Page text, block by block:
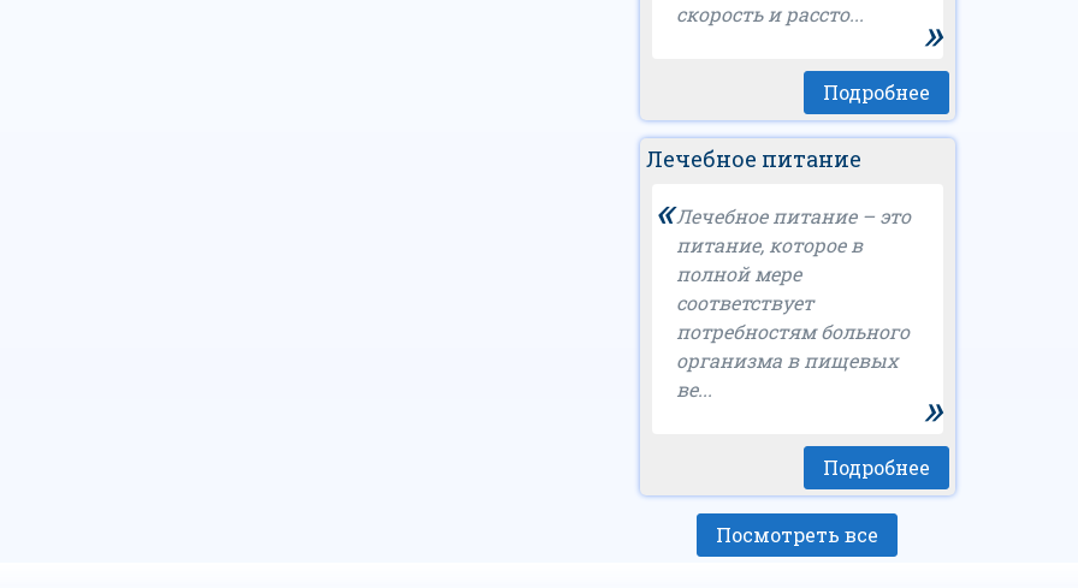
скорость и рассто...
»
Подробнее
Лечебное питание
«Лечебное питание – это
питание, которое в
полной мере
соответствует
потребностям больного
организма в пищевых
ве...
»
Подробнее
Посмотреть все